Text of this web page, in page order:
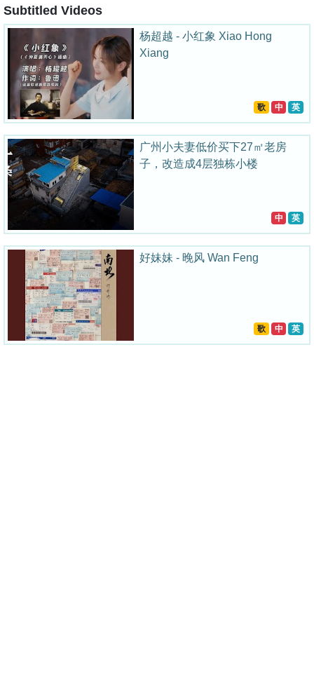
Subtitled Videos
杨超越 - 小红象 Xiao Hong
Xiang
歌 中 英
广州小夫妻低价买下27㎡老房
子，改造成4层独栋小楼
中 英
好妹妹 - 晚风 Wan Feng
歌 中 英